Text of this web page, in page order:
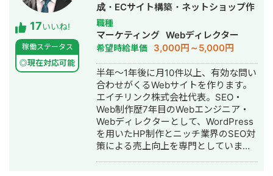
業目的を整理しながら、正確にスピー
ド感を持って形にしていくことを強み
としています。 いまはスタートアップ
案件にてAIエージェント開発にも携わ
っており、AI活用した業務効率化、新
機能開発、既存プロダクトへのAI機能
の組み込みなどにも対応しています。
単純に言われたものを作るだけではな
く、事業として使える形に落とし込む
ことを重視し、開発の初期段階からリ
リース後の運用まで伴走しています。
17いいね!
稼働ステータス
◎現在対応可能
成・ECサイト構築・ネットショップ作
成代行・SEO対策・記事作成代行・ラ
イティング・ホームページ制作・作
成・オウンドメディア制作・構築・運
用代行
職種
マーケティング Webディレクター
希望時給単価 3,000円～5,000円
半年～1年後に月10件以上、有効な問い
合わせがくるWebサイトを作ります。
エイチリンク株式会社代表。SEO・
Web制作歴7年目のWebエンジニア・
Webディレクターとして、WordPress
を用いたHP制作とニッチ業界のSEO対
策による売上向上を専門としていま